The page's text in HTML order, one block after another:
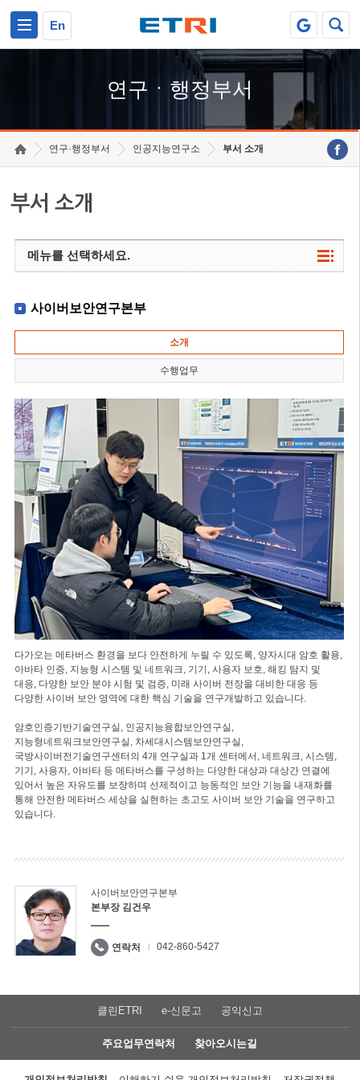
En
연구ㆍ행정부서
연구·행정부서 인공지능연구소 부서 소개
부서 소개
메뉴를 선택하세요.
사이버보안연구본부
소개
수행업무
다가오는 메타버스 환경을 보다 안전하게 누릴 수 있도록, 양자시대 암호 활용,
아바타 인증, 지능형 시스템 및 네트워크, 기기, 사용자 보호, 해킹 탐지 및
대응, 다양한 보안 분야 시험 및 검증, 미래 사이버 전장을 대비한 대응 등
다양한 사이버 보안 영역에 대한 핵심 기술을 연구개발하고 있습니다.
암호인증기반기술연구실, 인공지능융합보안연구실,
지능형네트워크보안연구실, 차세대시스템보안연구실,
국방사이버전기술연구센터의 4개 연구실과 1개 센터에서, 네트워크, 시스템,
기기, 사용자, 아바타 등 메타버스를 구성하는 다양한 대상과 대상간 연결에
있어서 높은 자유도를 보장하며 선제적이고 능동적인 보안 기능을 내재화를
통해 안전한 메타버스 세상을 실현하는 초고도 사이버 보안 기술을 연구하고
있습니다.
사이버보안연구본부
본부장 김건우
연락처 042-860-5427
클린ETRI e-신문고 공익신고
주요업무연락처 찾아오시는길